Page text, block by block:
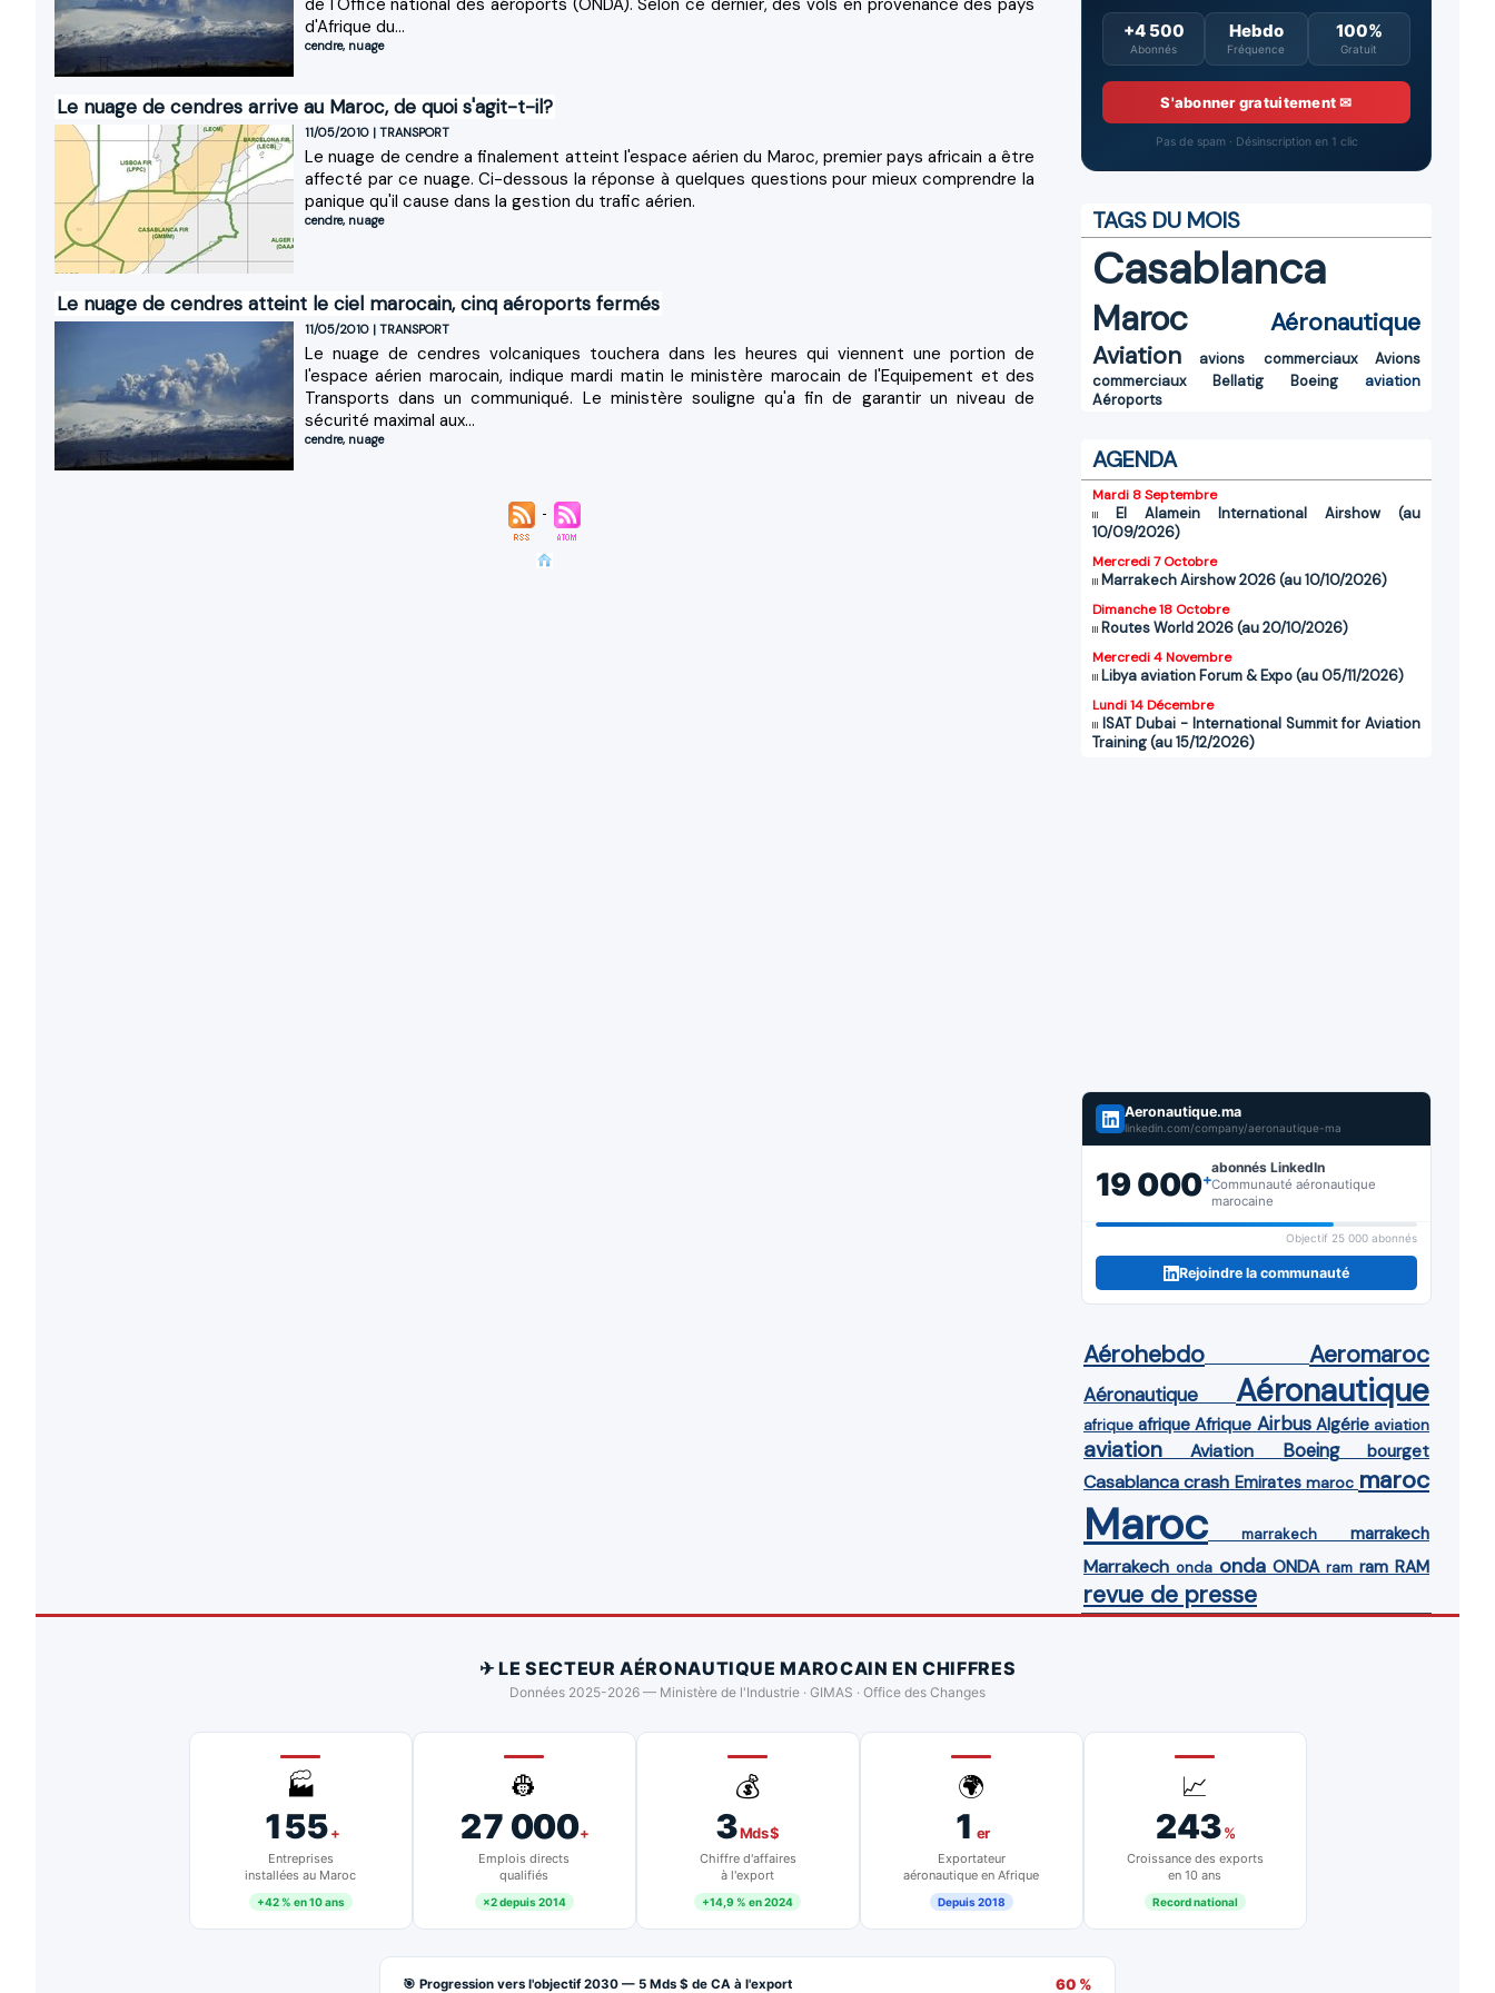
de l'Office national des aéroports (ONDA). Selon ce dernier, des vols en provenance des pays
d'Afrique du...
cendre, nuage
Le nuage de cendres arrive au Maroc, de quoi s'agit-t-il?
11/05/2010 | TRANSPORT
Le nuage de cendre a finalement atteint l'espace aérien du Maroc, premier pays africain a être
affecté par ce nuage. Ci-dessous la réponse à quelques questions pour mieux comprendre la
panique qu'il cause dans la gestion du trafic aérien.
cendre, nuage
Le nuage de cendres atteint le ciel marocain, cinq aéroports fermés
11/05/2010 | TRANSPORT
Le nuage de cendres volcaniques touchera dans les heures qui viennent une portion de
l'espace aérien marocain, indique mardi matin le ministère marocain de l'Equipement et des
Transports dans un communiqué. Le ministère souligne qu'a fin de garantir un niveau de
sécurité maximal aux...
cendre, nuage
+4 500
Abonnés
Hebdo
Fréquence
100%
Gratuit
S'abonner gratuitement ✉
Pas de spam · Désinscription en 1 clic
TAGS DU MOIS
Casablanca
Maroc
Aéronautique
Aviation
avions commerciaux
Avions
commerciaux
Bellatig Boeing
aviation
Aéroports
AGENDA
Mardi 8 Septembre
El Alamein International Airshow (au
10/09/2026)
Mercredi 7 Octobre
Marrakech Airshow 2026 (au 10/10/2026)
Dimanche 18 Octobre
Routes World 2026 (au 20/10/2026)
Mercredi 4 Novembre
Libya aviation Forum & Expo (au 05/11/2026)
Lundi 14 Décembre
ISAT Dubai - International Summit for Aviation
Training (au 15/12/2026)
Aeronautique.ma
linkedin.com/company/aeronautique-ma
19 000+
abonnés LinkedIn
Communauté aéronautique
marocaine
Objectif 25 000 abonnés
Rejoindre la communauté
Aérohebdo Aeromaroc
Aéronautique Aéronautique
afrique afrique Afrique Airbus Algérie aviation
aviation Aviation Boeing bourget
Casablanca crash Emirates maroc maroc
Maroc marrakech marrakech
Marrakech onda onda ONDA ram ram RAM
revue de presse
✈ LE SECTEUR AÉRONAUTIQUE MAROCAIN EN CHIFFRES
Données 2025-2026 — Ministère de l'Industrie · GIMAS · Office des Changes
🏭
155+
Entreprises
installées au Maroc
+42 % en 10 ans
👷
27 000+
Emplois directs
qualifiés
×2 depuis 2014
💰
3Mds $
Chiffre d'affaires
à l'export
+14,9 % en 2024
🌍
1 er
Exportateur
aéronautique en Afrique
Depuis 2018
📈
243%
Croissance des exports
en 10 ans
Record national
🎯 Progression vers l'objectif 2030 — 5 Mds $ de CA à l'export 60 %